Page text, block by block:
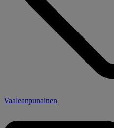
Vaaleanpunainen